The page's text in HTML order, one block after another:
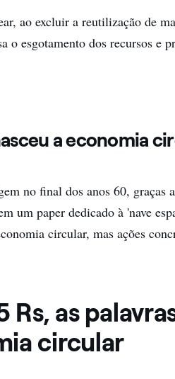
ao excluir a reutilização de
o esgotamento dos recursos e
a economia
no final dos anos 60, graças
um paper dedicado à 'nave
circular, mas ações
Rs, as
circular